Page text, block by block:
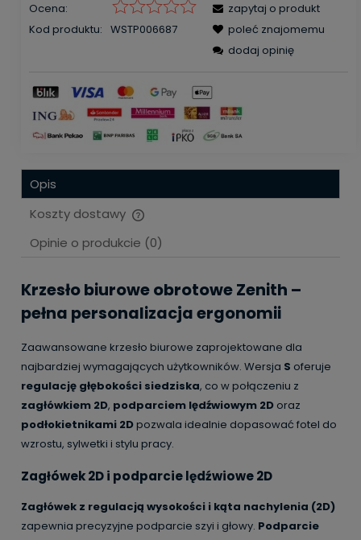
Ocena:
Kod produktu: WSTP006687
zapytaj o produkt
poleć znajomemu
dodaj opinię
Opis
Koszty dostawy
Cena nie zawiera ewentualnych kosztów płatności
Opinie o produkcie (0)
Krzesło biurowe obrotowe Zenith –
pełna personalizacja ergonomii
Zaawansowane krzesło biurowe zaprojektowane dla
najbardziej wymagających użytkowników. Wersja S oferuje
regulację głębokości siedziska, co w połączeniu z
zagłówkiem 2D, podparciem lędźwiowym 2D oraz
podłokietnikami 2Dpozwala idealnie dopasować fotel do
wzrostu, sylwetki i stylu pracy.
Zagłówek 2D i podparcie lędźwiowe 2D
Zagłówek z regulacją wysokości i kąta nachylenia (2D)
zapewnia precyzyjne podparcie szyi i głowy. Podparcie